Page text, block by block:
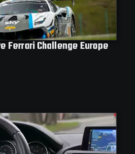
Ferrari Challenge Europe